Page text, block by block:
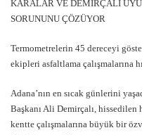
KARALAR VE DEMİRÇALI
SORUNUNU ÇÖZÜYOR
Termometrelerin 45 dereceyi
ekipleri asfaltlama çalışmalarına
Adana’nın en sıcak günlerini
Başkanı Ali Demirçalı, hissedilen
kentte çalışmalarına büyük bir